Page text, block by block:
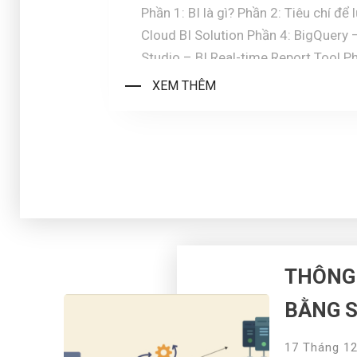
Phần 1: BI là gì? Phần 2: Tiêu chí để lựa chọn BI & Cloud BI Phần 3: Google
Cloud BI Solution Phần 4: BigQuery – Data Warehouse Phần 5: Google Data
Studio – BI Real-time Report Tool Phần 6: Xây dựng report cơ bản với BigQuery
XEM THÊM
BẰNG
17 Tháng